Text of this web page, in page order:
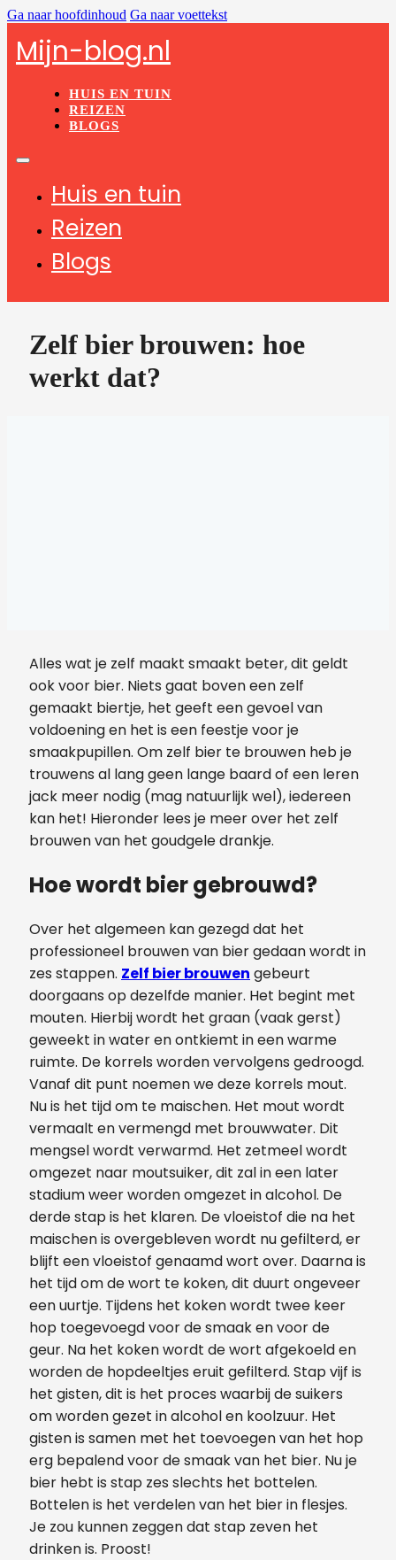
Ga naar hoofdinhoud Ga naar voettekst
Mijn-blog.nl
HUIS EN TUIN
REIZEN
BLOGS
Huis en tuin
Reizen
Blogs
Zelf bier brouwen: hoe
werkt dat?
Alles wat je zelf maakt smaakt beter, dit geldt
ook voor bier. Niets gaat boven een zelf
gemaakt biertje, het geeft een gevoel van
voldoening en het is een feestje voor je
smaakpupillen. Om zelf bier te brouwen heb je
trouwens al lang geen lange baard of een leren
jack meer nodig (mag natuurlijk wel), iedereen
kan het! Hieronder lees je meer over het zelf
brouwen van het goudgele drankje.
Hoe wordt bier gebrouwd?
Over het algemeen kan gezegd dat het
professioneel brouwen van bier gedaan wordt in
zes stappen. Zelf bier brouwen gebeurt
doorgaans op dezelfde manier. Het begint met
mouten. Hierbij wordt het graan (vaak gerst)
geweekt in water en ontkiemt in een warme
ruimte. De korrels worden vervolgens gedroogd.
Vanaf dit punt noemen we deze korrels mout.
Nu is het tijd om te maischen. Het mout wordt
vermaalt en vermengd met brouwwater. Dit
mengsel wordt verwarmd. Het zetmeel wordt
omgezet naar moutsuiker, dit zal in een later
stadium weer worden omgezet in alcohol. De
derde stap is het klaren. De vloeistof die na het
maischen is overgebleven wordt nu gefilterd, er
blijft een vloeistof genaamd wort over. Daarna is
het tijd om de wort te koken, dit duurt ongeveer
een uurtje. Tijdens het koken wordt twee keer
hop toegevoegd voor de smaak en voor de
geur. Na het koken wordt de wort afgekoeld en
worden de hopdeeltjes eruit gefilterd. Stap vijf is
het gisten, dit is het proces waarbij de suikers
om worden gezet in alcohol en koolzuur. Het
gisten is samen met het toevoegen van het hop
erg bepalend voor de smaak van het bier. Nu je
bier hebt is stap zes slechts het bottelen.
Bottelen is het verdelen van het bier in flesjes.
Je zou kunnen zeggen dat stap zeven het
drinken is. Proost!